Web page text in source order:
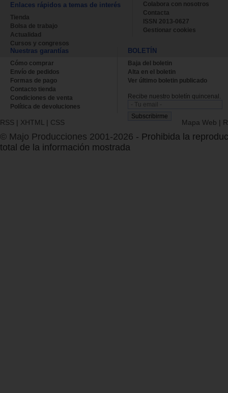
Enlaces rápidos a temas de interés
Tienda
Bolsa de trabajo
Actualidad
Cursos y congresos
Colabora con nosotros
Contacta
ISSN 2013-0627
Gestionar cookies
Nuestras garantías
Cómo comprar
Envío de pedidos
Formas de pago
Contacto tienda
Condiciones de venta
Política de devoluciones
BOLETÍN
Baja del boletin
Alta en el boletin
Ver último boletin publicado
Recibe nuestro boletín quincenal.
RSS | XHTML | CSS Mapa Web |
© Majo Producciones 2001-2026 - Prohibida la
total de la información mostrada